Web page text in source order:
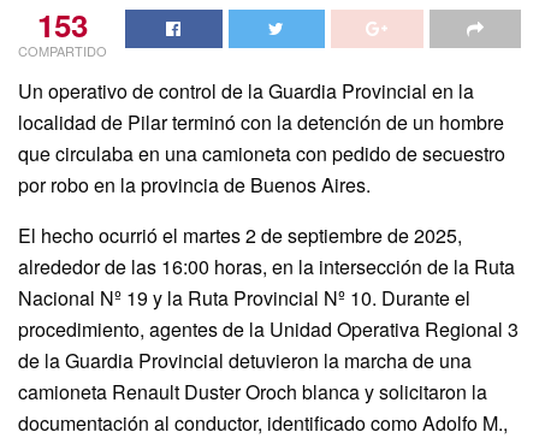
153
COMPARTIDO
Un operativo de control de la Guardia Provincial en la
localidad de Pilar terminó con la detención de un hombre
que circulaba en una camioneta con pedido de secuestro
por robo en la provincia de Buenos Aires.
El hecho ocurrió el martes 2 de septiembre de 2025,
alrededor de las 16:00 horas, en la intersección de la Ruta
Nacional Nº 19 y la Ruta Provincial Nº 10. Durante el
procedimiento, agentes de la Unidad Operativa Regional 3
de la Guardia Provincial detuvieron la marcha de una
camioneta Renault Duster Oroch blanca y solicitaron la
documentación al conductor, identificado como Adolfo M.,